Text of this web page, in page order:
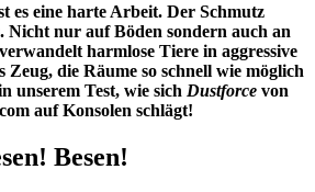
es eine harte Arbeit. Der Schmutz
Nicht nur auf Böden sondern auch an
harmlose Tiere in aggressive
Zeug, die Räume so schnell wie möglich
unserem Test, wie sich Dustforce von
auf Konsolen schlägt!
Besen!